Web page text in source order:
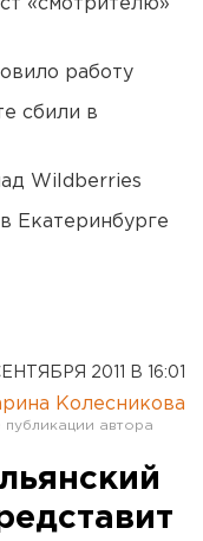
«смотрителю»
работу
сбили в
Wildberries
Екатеринбурге
2011 В 16:01
Колесникова